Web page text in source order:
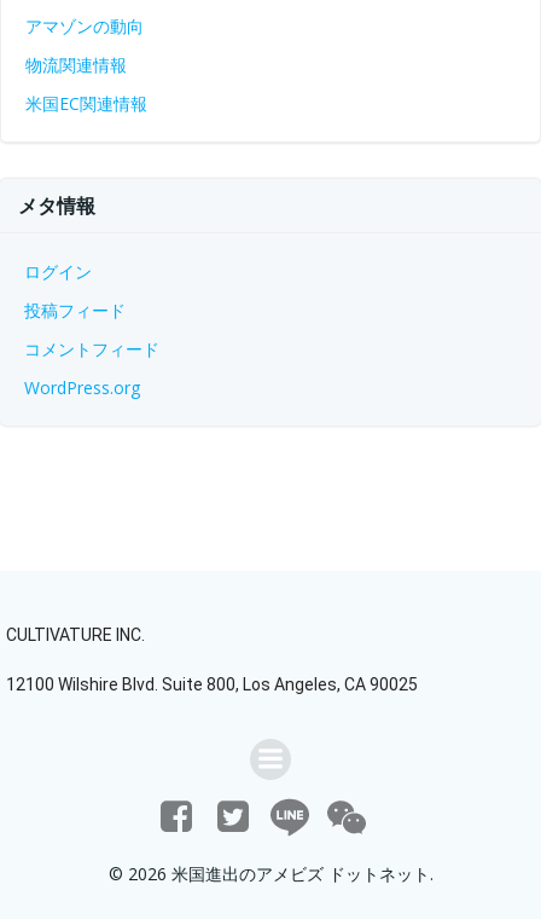
アマゾンの動向
物流関連情報
米国EC関連情報
メタ情報
ログイン
投稿フィード
コメントフィード
WordPress.org
CULTIVATURE INC.
12100 Wilshire Blvd. Suite 800, Los Angeles, CA 90025
© 2026 米国進出のアメビズ ドットネット.